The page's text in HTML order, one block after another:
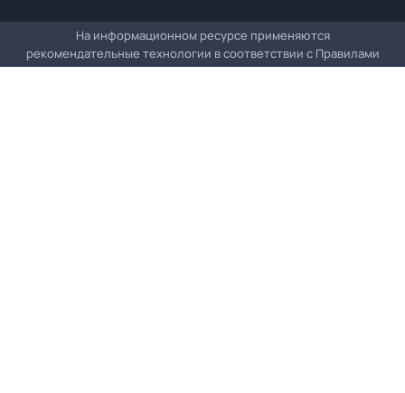
На информационном ресурсе применяются
рекомендательные технологии в соответствии с Правилами